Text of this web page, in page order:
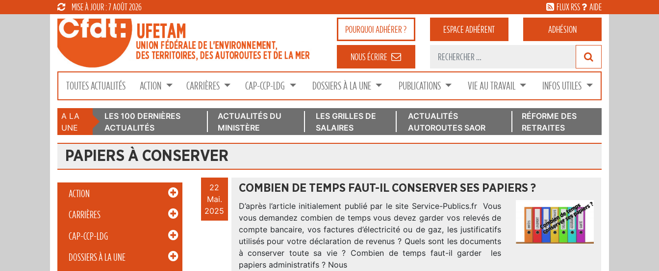
MISE À JOUR : 7 AOÛT 2026 FLUX RSS AIDE
POURQUOIADHÉRER ? ESPACEADHÉRENT ADHÉSION
NOUS ÉCRIRE
TOUTES ACTUALITÉS ACTION CARRIÈRES CAP-CCP-LDG DOSSIERS À LA UNE PUBLICATIONS VIE AU TRAVAIL INFOS UTILES
A LA
UNE
LES 100 DERNIÈRES
ACTUALITÉS
ACTUALITÉS DU
MINISTÈRE
LES GRILLES DE
SALAIRES
ACTUALITÉS
AUTOROUTES SAOR
RÉFORME DES
RETRAITES
PAPIERS À CONSERVER
ACTION
CARRIÈRES
CAP-CCP-LDG
DOSSIERS À LA UNE
22
Mai.
2025
COMBIEN DE TEMPS FAUT-IL CONSERVER SES PAPIERS ?
D’après l’article initialement publié par le site Service-Publics.fr Vous
vous demandez combien de temps vous devez garder vos relevés de
compte bancaire, vos factures d’électricité ou de gaz, les justificatifs
utilisés pour votre déclaration de revenus ? Quels sont les documents
à conserver toute sa vie ? Combien de temps faut-il garder les
papiers administratifs ? Nous